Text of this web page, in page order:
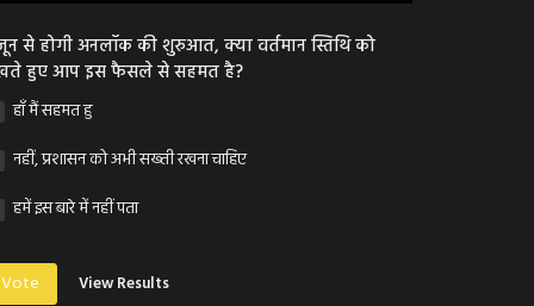
से होगी अनलॉक की शुरुआत, क्या वर्तमान स्तिथि को
हुए आप इस फैसले से सहमत है?
हाँ मैं सहमत हु
नहीं, प्रशासन को अभी सख्ती रखना चाहिए
हमें इस बारे में नहीं पता
Vote View Results